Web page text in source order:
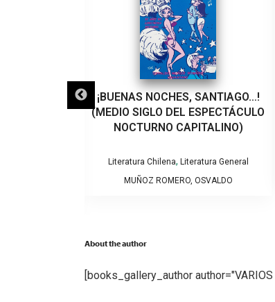
(MAL) EDUCADAS
FREIJO, MARÍA FLORENCIA
About the author
[books_gallery_author author="VARIOS